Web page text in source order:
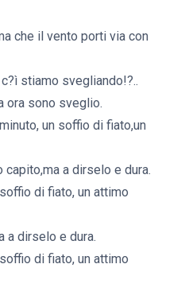
che il vento porti via con
stiamo svegliando!?..
ora sono sveglio.
un soffio di fiato,un
a dirselo e dura.
di fiato, un attimo
a dirselo e dura.
di fiato, un attimo